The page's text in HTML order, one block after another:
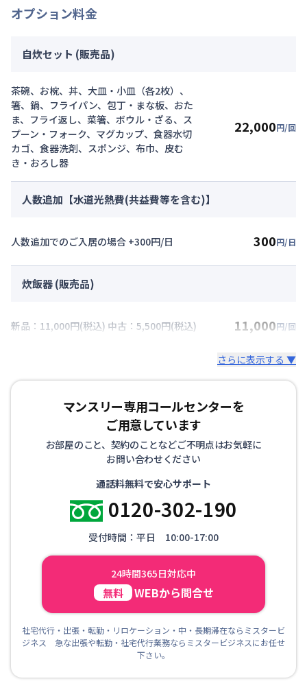
オプション料金
自炊セット (販売品)
茶碗、お椀、丼、大皿・小皿（各2枚）、
箸、鍋、フライパン、包丁・まな板、おた
ま、フライ返し、菜箸、ボウル・ざる、ス
プーン・フォーク、マグカップ、食器水切
カゴ、食器洗剤、スポンジ、布巾、皮む
き・おろし器
22,000円/回
人数追加【水道光熱費(共益費等を含む)】
人数追加でのご入居の場合 +300円/日 300円/日
炊飯器 (販売品)
新品：11,000円(税込) 中古：5,500円(税込) 11,000円/回
さらに表示する ▼
マンスリー専用コールセンターを
ご用意しています
お部屋のこと、契約のことなどご不明点はお気軽に
お問い合わせください
通話料無料で安心サポート
0120-302-190
受付時間：平日 10:00-17:00
24時間365日対応中
無料 WEBから問合せ
社宅代行・出張・転勤・リロケーション・中・長期滞在ならミスタービ
ジネス 急な出張や転勤・社宅代行業務ならミスタービジネスにお任せ
下さい。